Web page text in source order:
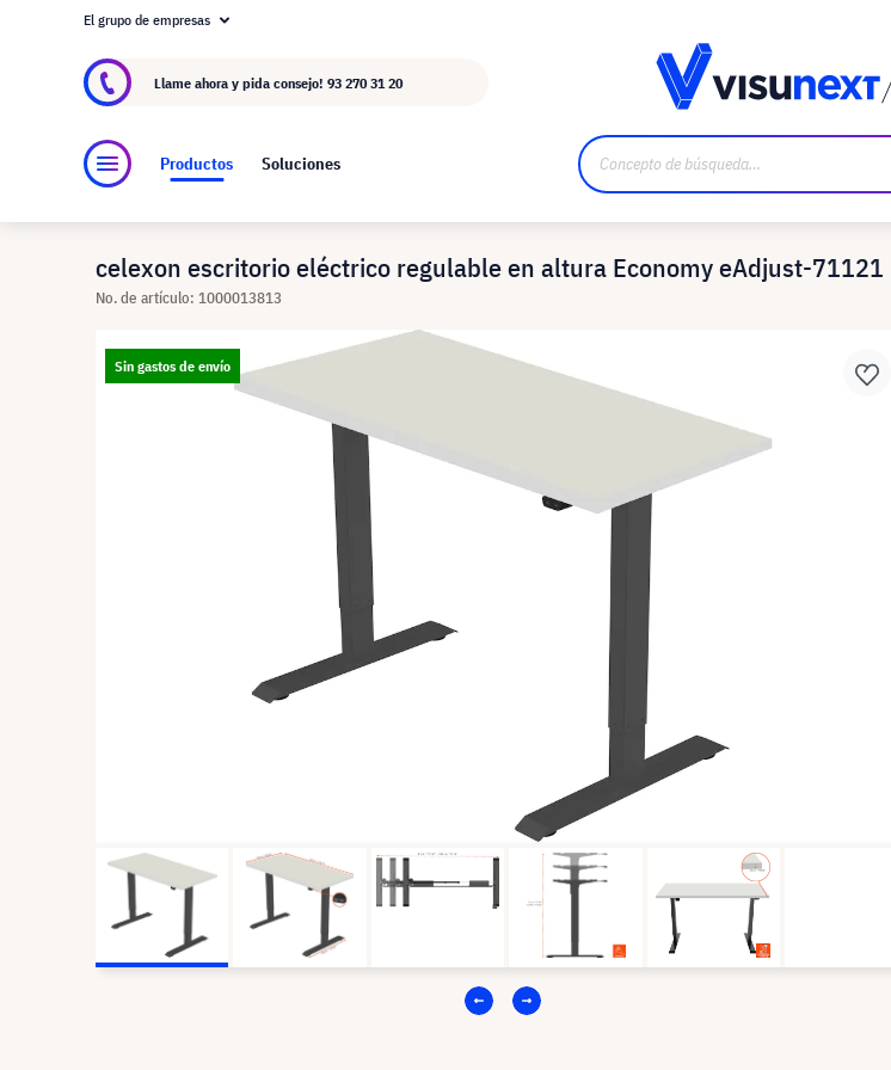
Acerca de visunext.es
El grupo de empresas
Llame ahora y pida consejo! 93 270 31 20
Productos Soluciones
celexon escritorio eléctrico regulable en altura Economy eAdjust-
No. de artículo: 1000013813
Sin gastos de envío